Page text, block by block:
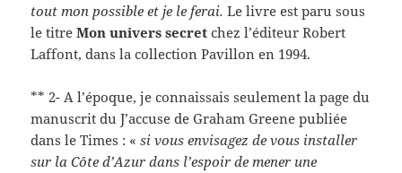
tout mon possible et je le ferai. Le livre est paru sous
le titreMon univers secret chez l’éditeur Robert
Laffont, dans la collection Pavillon en 1994.
** 2- A l’époque, je connaissais seulement la page du
manuscrit du J’accuse de Graham Greene publiée
dans le Times : «si vous envisagez de vous installer
sur la Côte d’Azur dans l’espoir de mener une